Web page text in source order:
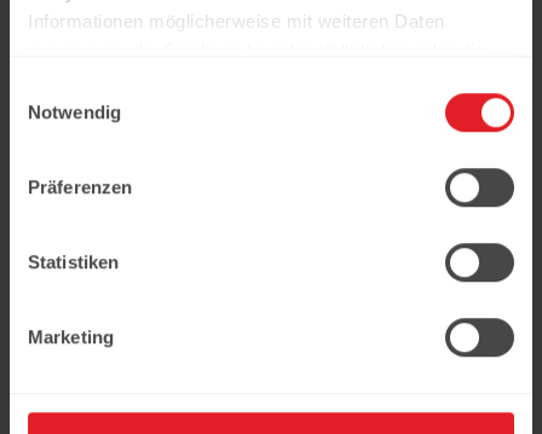
Informationen möglicherweise mit weiteren Daten
haben.
Notwendig
Präferenzen
Statistiken
Marketing
3 Нарезаем кубиком картофель,
4
5
6